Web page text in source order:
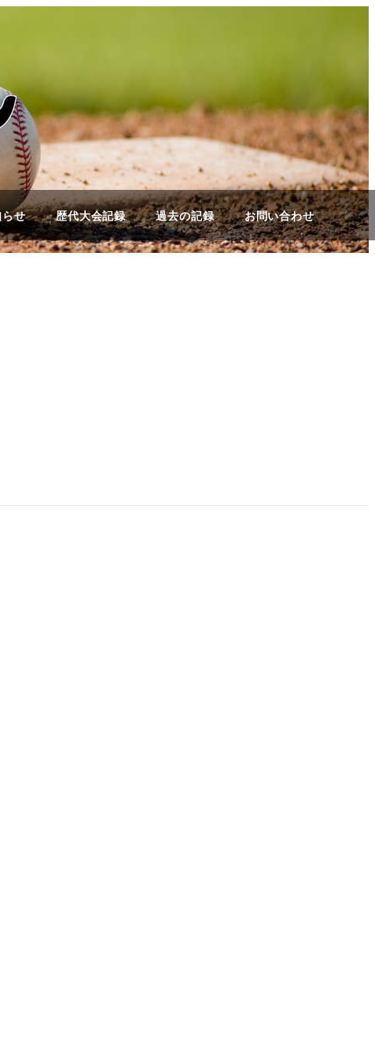
せ 歴代大会記録 過去の記録 お問い合わせ